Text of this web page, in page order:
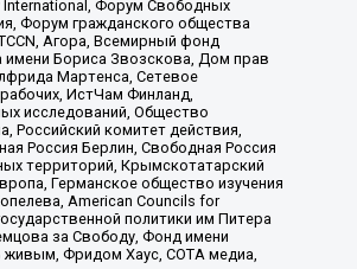
International, Форум Свободных
Форум гражданского общества
Агора, Всемирный фонд
имени Бориса Звозскова, Дом прав
Мартенса, Сетевое
ИстЧам Финланд,
исследований, Общество
Российский комитет действия,
Россия Берлин, Свободная Россия
территорий, Крымскотатарский
Германское общество изучения
American Councils for
политики им Питера
за Свободу, Фонд имени
живым, Фридом Хаус, СОТА медиа,